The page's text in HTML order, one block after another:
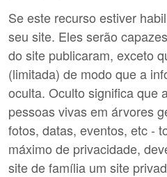
Se este recurso estiver
seu site. Eles serão
do site publicaram, exceto
(limitada) de modo que a
oculta. Oculto significa que
pessoas vivas em árvores
fotos, datas, eventos, etc -
máximo de privacidade,
site de família um site